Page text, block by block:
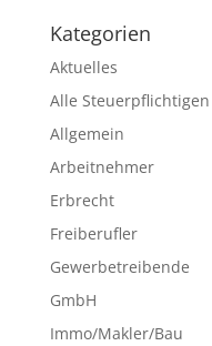
Kategorien
Aktuelles
Alle Steuerpflichtigen
Allgemein
Arbeitnehmer
Erbrecht
Freiberufler
Gewerbetreibende
GmbH
Immo/Makler/Bau